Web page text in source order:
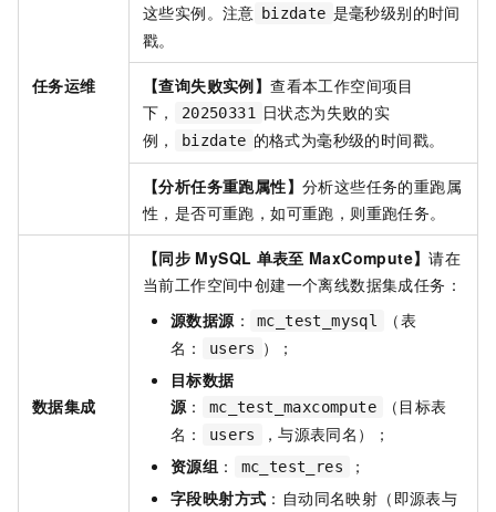
任务运维
这些实例。注意 bizdate 是毫秒级别的时间
戳。
【查询失败实例】查看本工作空间项目
下，
20250331 日状态为失败的实
例，
bizdate 的格式为毫秒级的时间戳。
【分析任务重跑属性】 分析这些任务的重跑属
性，是否可重跑，如可重跑，则重跑任务。
数据集成
【同步 MySQL 单表至 MaxCompute】请在
当前工作空间中创建一个离线数据集成任务：
源数据源： mc_test_mysql
（表
名：
users
）；
目标数据
源： mc_test_maxcompute
（目标表
名：
users
，与源表同名）；
资源组 ： mc_test_res
；
字段映射方式 ：自动同名映射（即源表与